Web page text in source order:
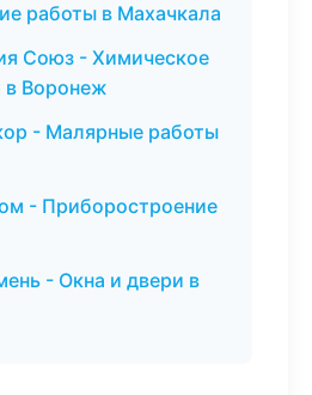
работы в Махачкала
Союз - Химическое
в Воронеж
- Малярные работы
- Приборостроение
- Окна и двери в